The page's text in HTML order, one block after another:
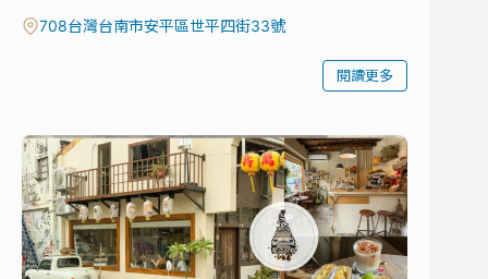
708台灣台南市安平區世平四街33號
閱讀更多